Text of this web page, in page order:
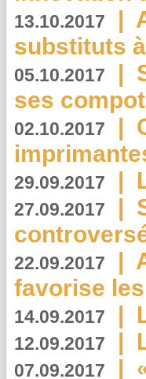
13.10.2017 |
substituts
05.10.2017 |
ses
02.10.2017 |
29.09.2017 |
27.09.2017 |
22.09.2017 |
favorise
14.09.2017 |
12.09.2017 |
07.09.2017 |